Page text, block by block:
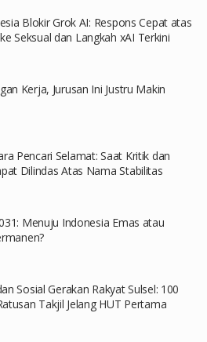
Blokir Grok AI: Respons Cepat atas
Seksual dan Langkah xAI Terkini
Kerja, Jurusan Ini Justru Makin
Pencari Selamat: Saat Kritik dan
Dilindas Atas Nama Stabilitas
Menuju Indonesia Emas atau
Sosial Gerakan Rakyat Sulsel: 100
Takjil Jelang HUT Pertama